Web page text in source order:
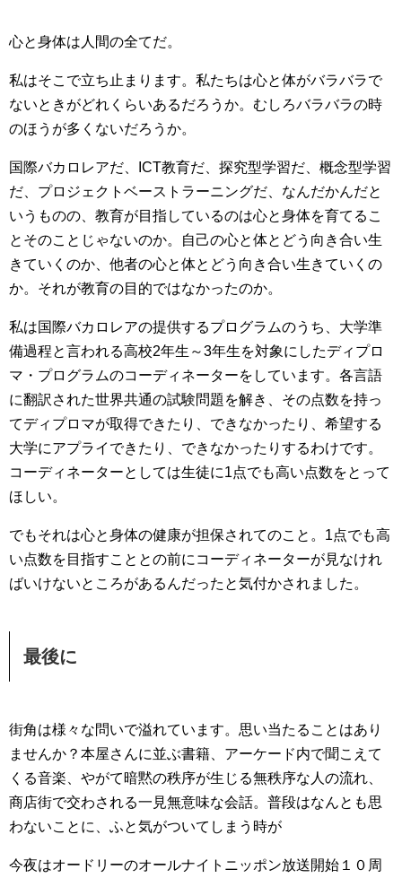
心と身体は人間の全てだ。
私はそこで立ち止まります。私たちは心と体がバラバラで
ないときがどれくらいあるだろうか。むしろバラバラの時
のほうが多くないだろうか。
国際バカロレアだ、ICT教育だ、探究型学習だ、概念型学習
だ、プロジェクトベーストラーニングだ、なんだかんだと
いうものの、教育が目指しているのは心と身体を育てるこ
とそのことじゃないのか。自己の心と体とどう向き合い生
きていくのか、他者の心と体とどう向き合い生きていくの
か。それが教育の目的ではなかったのか。
私は国際バカロレアの提供するプログラムのうち、大学準
備過程と言われる高校2年生～3年生を対象にしたディプロ
マ・プログラムのコーディネーターをしています。各言語
に翻訳された世界共通の試験問題を解き、その点数を持っ
てディプロマが取得できたり、できなかったり、希望する
大学にアプライできたり、できなかったりするわけです。
コーディネーターとしては生徒に1点でも高い点数をとって
ほしい。
でもそれは心と身体の健康が担保されてのこと。1点でも高
い点数を目指すこととの前にコーディネーターが見なけれ
ばいけないところがあるんだったと気付かされました。
最後に
街角は様々な問いで溢れています。思い当たることはあり
ませんか？本屋さんに並ぶ書籍、アーケード内で聞こえて
くる音楽、やがて暗黙の秩序が生じる無秩序な人の流れ、
商店街で交わされる一見無意味な会話。普段はなんとも思
わないことに、ふと気がついてしまう時が
今夜はオードリーのオールナイトニッポン放送開始１０周